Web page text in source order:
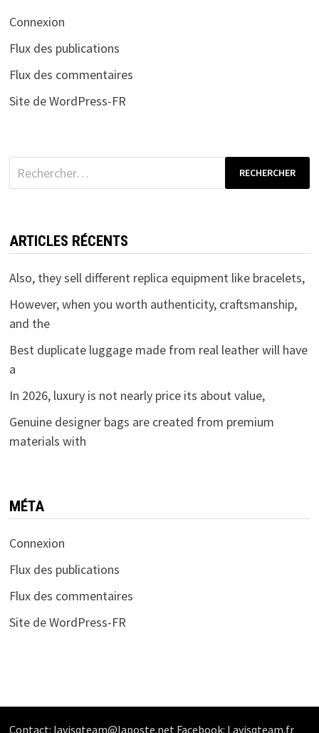
Connexion
Flux des publications
Flux des commentaires
Site de WordPress-FR
Rechercher :
ARTICLES RÉCENTS
Also, they sell different replica equipment like bracelets,
However, when you worth authenticity, craftsmanship,
and the
Best duplicate luggage made from real leather will have
a
In 2026, luxury is not nearly price its about value,
Genuine designer bags are created from premium
materials with
MÉTA
Connexion
Flux des publications
Flux des commentaires
Site de WordPress-FR
Contact: lavisqteam@laposte.net Facebook: Lavisqteam.fr